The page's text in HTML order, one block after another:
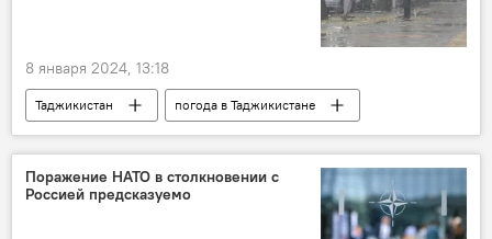
8 января 2024, 13:18
Таджикистан
погода в Таджикистане
Прогноз погоды в Таджикистане
Общество
Поражение НАТО в столкновении с
Россией предсказуемо